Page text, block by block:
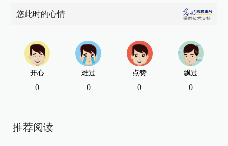
您此时的心情
开心
0
难过
0
点赞
0
飘过
0
推荐阅读